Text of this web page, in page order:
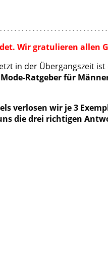
Wir gratulieren allen
in der Übergangszeit
Mode-Ratgeber für
verlosen wir je 3
die drei richtigen